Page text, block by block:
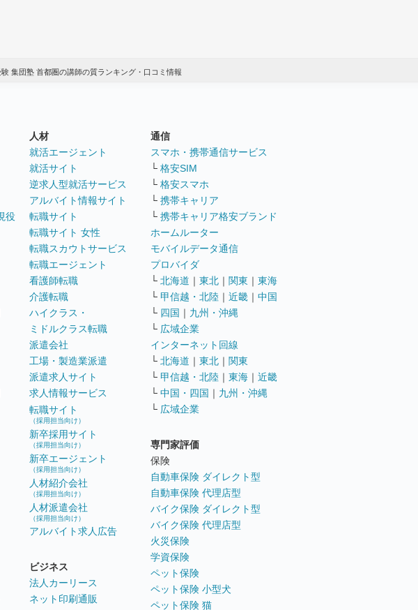
集団塾 首都圏の講師の質ランキング・口コミ情報
役
人材
就活エージェント
就活サイト
逆求人型就活サービス
アルバイト情報サイト
転職サイト
転職サイト 女性
転職スカウトサービス
転職エージェント
看護師転職
介護転職
ハイクラス・
ミドルクラス転職
派遣会社
工場・製造業派遣
派遣求人サイト
求人情報サービス
転職サイト
（採用担当向け）
新卒採用サイト
（採用担当向け）
新卒エージェント
（採用担当向け）
人材紹介会社
（採用担当向け）
人材派遣会社
（採用担当向け）
アルバイト求人広告
ビジネス
法人カーリース
ネット印刷通販
通信
スマホ・携帯通信サービス
└ 格安SIM
└ 格安スマホ
└ 携帯キャリア
└ 携帯キャリア格安ブランド
ホームルーター
モバイルデータ通信
プロバイダ
└ 北海道 ｜ 東北 ｜ 関東 ｜ 東海
└ 甲信越・北陸 ｜ 近畿 ｜ 中国
└ 四国 ｜ 九州・沖縄
└ 広域企業
インターネット回線
└ 北海道 ｜ 東北 ｜ 関東
└ 甲信越・北陸 ｜ 東海 ｜ 近畿
└ 中国・四国 ｜ 九州・沖縄
└ 広域企業
専門家評価
保険
自動車保険 ダイレクト型
自動車保険 代理店型
バイク保険 ダイレクト型
バイク保険 代理店型
火災保険
学資保険
ペット保険
ペット保険 小型犬
ペット保険 猫